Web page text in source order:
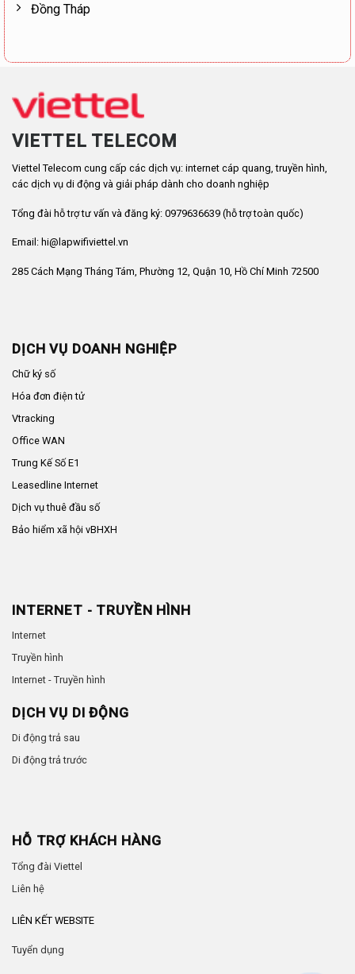
Đồng Tháp
VIETTEL TELECOM
Viettel Telecom cung cấp các dịch vụ: internet cáp quang, truyền hình,
các dịch vụ di động và giải pháp dành cho doanh nghiệp
Tổng đài hỗ trợ tư vấn và đăng ký: 0979636639 (hỗ trợ toàn quốc)
Email: hi@lapwifiviettel.vn
285 Cách Mạng Tháng Tám, Phường 12, Quận 10, Hồ Chí Minh 72500
DỊCH VỤ DOANH NGHIỆP
Chữ ký số
Hóa đơn điện tử
Vtracking
Office WAN
Trung Kế Số E1
Leasedline Internet
Dịch vụ thuê đầu số
Bảo hiểm xã hội vBHXH
INTERNET - TRUYỀN HÌNH
Internet
Truyền hình
Internet - Truyền hình
DỊCH VỤ DI ĐỘNG
Di động trả sau
Di động trả trước
HỖ TRỢ KHÁCH HÀNG
Tổng đài Viettel
Liên hệ
LIÊN KẾT WEBSITE
Tuyển dụng